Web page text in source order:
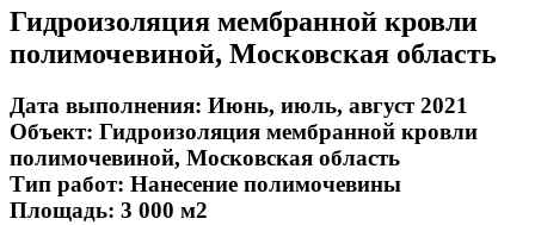
Гидроизоляция мембранной кровли
полимочевиной, Московская область
Дата выполнения: Июнь, июль, август 2021
Объект: Гидроизоляция мембранной кровли
полимочевиной, Московская область
Тип работ: Нанесение полимочевины
Площадь: 3 000 м2